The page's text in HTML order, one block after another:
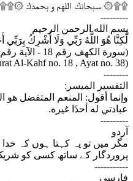
۩۩۞ سبحانك اللهم و بحمدك ۞۩۩
---------
بسم الله الرحمن الرحيم
لَّٰكِنَّا هُوَ اللَّهُ رَبِّي وَلَا أُشْرِكُ بِرَبِّي
(سورة الكهف رقم 18 - الآية رقم 38 )
(Surat Al-Kahf no. 18 , Ayat no. 38)
--------
التفسير الميسر:
وإنما أقول: المنعم المتفضل هو
عبادتي له أحدًا غيره.
---------
آردو
مگر میں تو یہ کہتا ہوں کہ خدا
پروردگار کے ساتھ کسی کو
-----------
فارسي